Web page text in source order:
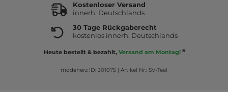
Kostenloser Versand
innerh. Deutschlands
30 Tage Rückgaberecht
kostenlos innerh. Deutschlands
Heute bestellt & bezahlt, Versand am Montag! 8
modeherz ID: 301075 | Artikel Nr.: SV-Teal